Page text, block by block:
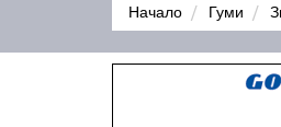
Начало Гуми